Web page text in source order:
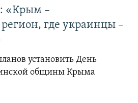
«Крым –
где украинцы –
установить День
общины Крыма